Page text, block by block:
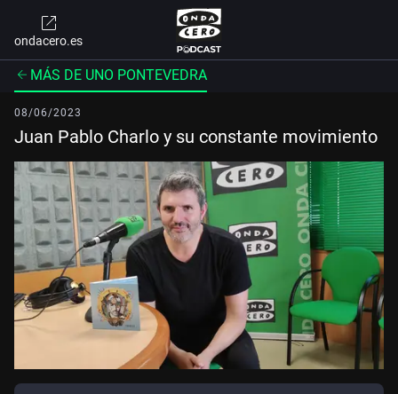
ondacero.es
MÁS DE UNO PONTEVEDRA
08/06/2023
Juan Pablo Charlo y su constante movimiento